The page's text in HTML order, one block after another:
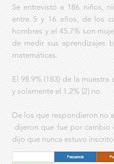
Se entrevistó a 186 niños,
entre 5 y 16 años, de los
hombres y el 45.7% son
de medir sus aprendizajes
matemáticas.
El 98.9% (183) de la muestra
y solamente el 1.2% (2) no.
De los que respondieron no
dijeron que fue por cambio
dijo que nunca estuvo